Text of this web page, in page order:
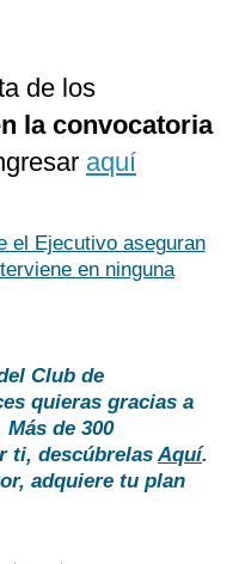
de los
la convocatoria
aquí
el Ejecutivo aseguran
en ninguna
Club de
quieras gracias a
de 300
ti, descúbrelasAquí.
adquiere tu plan